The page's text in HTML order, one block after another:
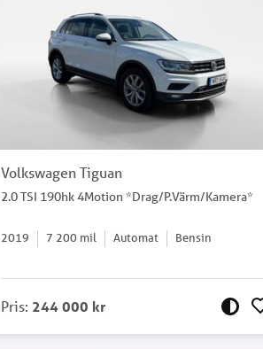
Volkswagen Tiguan
2.0 TSI 190hk 4Motion *Drag/P.Värm/Kamera*
2019 7 200 mil Automat Bensin
Pris: 244 000 kr